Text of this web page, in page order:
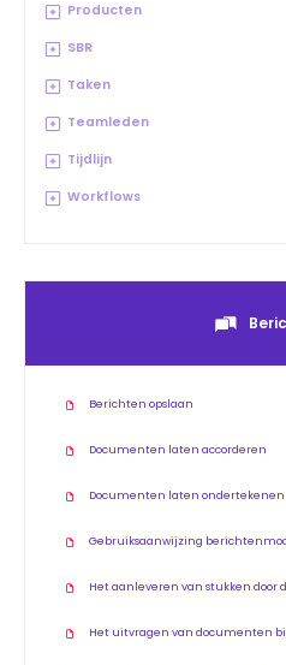
Producten
SBR
Taken
Teamleden
Tijdlijn
Workflows
Berichten opslaan
Documenten laten accorderen
Documenten laten ondertekenen
Gebruiksaanwijzing
Het aanleveren van stukken door
Het uitvragen van documenten